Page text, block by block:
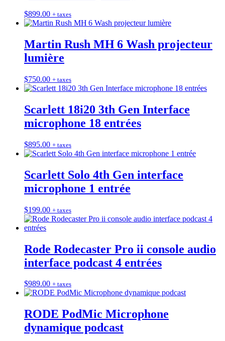
$899.00 + taxes
Martin Rush MH 6 Wash projecteur
lumière
$750.00 + taxes
Scarlett 18i20 3th Gen Interface
microphone 18 entrées
$895.00 + taxes
Scarlett Solo 4th Gen interface
microphone 1 entrée
$199.00 + taxes
Rode Rodecaster Pro ii console audio
interface podcast 4 entrées
$989.00 + taxes
RODE PodMic Microphone
dynamique podcast